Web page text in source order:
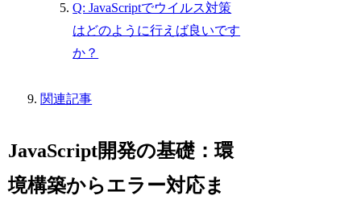
Q: JavaScriptでウイルス対策
はどのように行えば良いです
か？
関連記事
JavaScript開発の基礎：環
境構築からエラー対応ま